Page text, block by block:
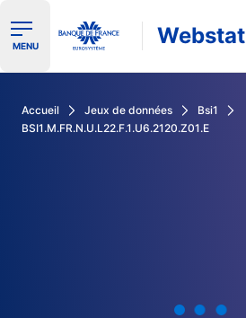
Ouvrir le menu de navigation
MENU Webstat
Accueil Jeux de données
Bsi1
BSI1.M.FR.N.U.L22.F.1.U6.2120.Z01.E